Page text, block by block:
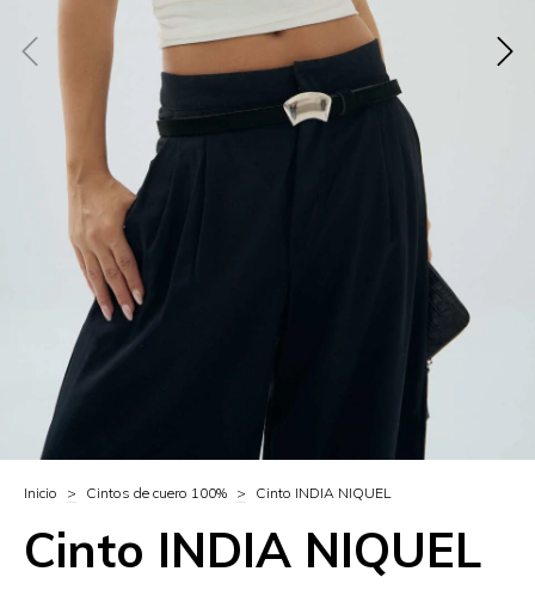
Inicio > Cintos de cuero 100% > Cinto INDIA NIQUEL
Cinto INDIA NIQUEL